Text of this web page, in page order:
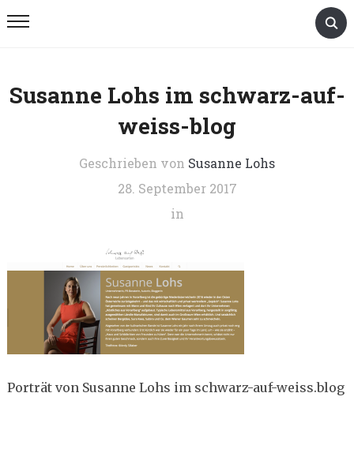
Susanne Lohs im schwarz-auf-
weiss-blog
Geschrieben von Susanne Lohs
28. September 2017
in
Porträt von Susanne Lohs im schwarz-auf-weiss.blog